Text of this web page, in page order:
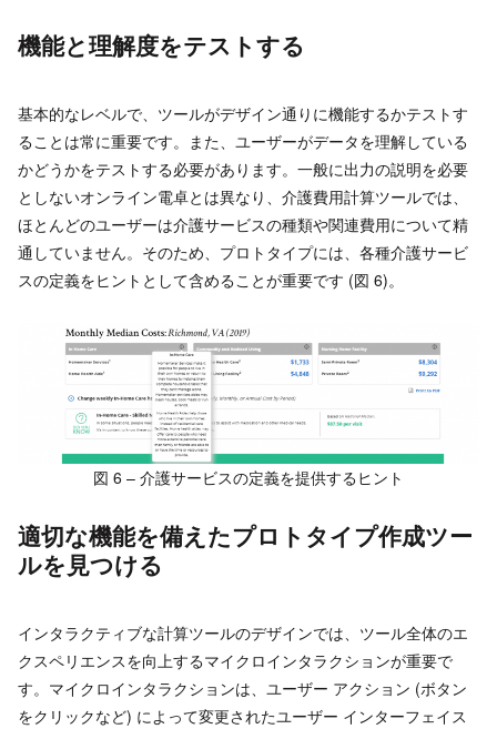
機能と理解度をテストする
基本的なレベルで、ツールがデザイン通りに機能するかテストす
ることは常に重要です。また、ユーザーがデータを理解している
かどうかをテストする必要があります。一般に出力の説明を必要
としないオンライン電卓とは異なり、介護費用計算ツールでは、
ほとんどのユーザーは介護サービスの種類や関連費用について精
通していません。そのため、プロトタイプには、各種介護サービ
スの定義をヒントとして含めることが重要です (図 6)。
図 6 – 介護サービスの定義を提供するヒント
適切な機能を備えたプロトタイプ作成ツー
ルを見つける
インタラクティブな計算ツールのデザインでは、ツール全体のエ
クスペリエンスを向上するマイクロインタラクションが重要で
す。マイクロインタラクションは、ユーザー アクション (ボタン
をクリックなど) によって変更されたユーザー インターフェイス